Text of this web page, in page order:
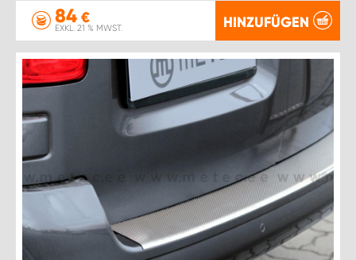
84 €
EXKL. 21 % MWST. HINZUFÜGEN